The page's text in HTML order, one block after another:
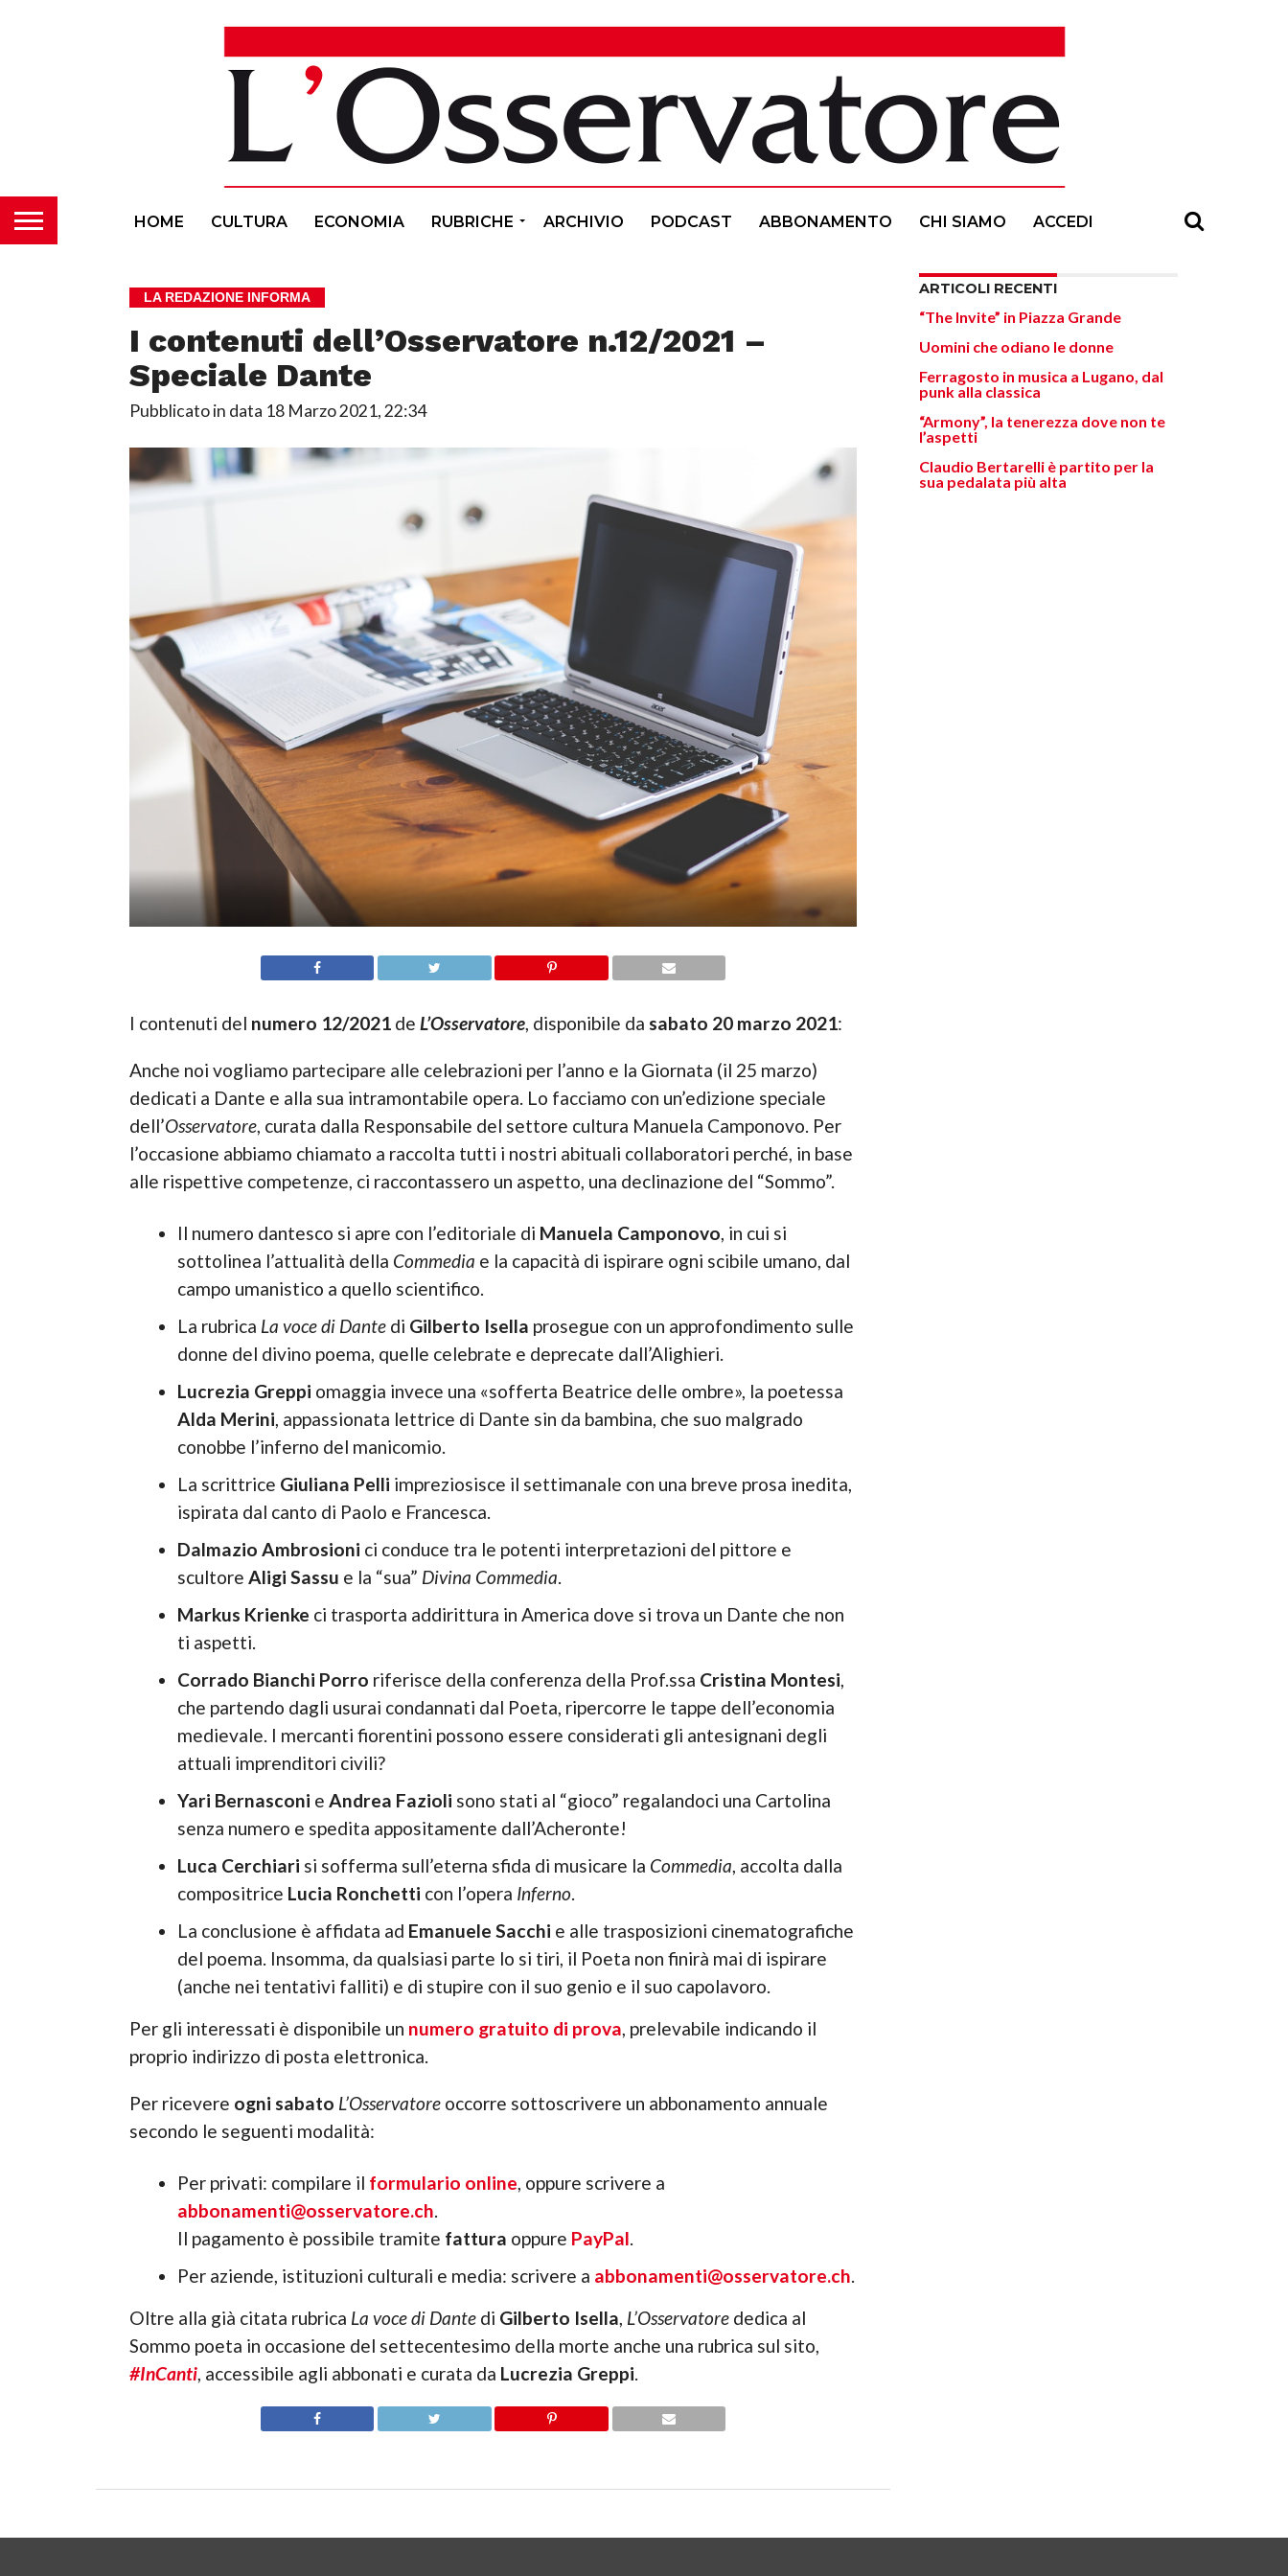
HOME CULTURA ECONOMIA RUBRICHE ARCHIVIO PODCAST ABBONAMENTO CHI SIAMO ACCEDI
LA REDAZIONE INFORMA
I contenuti dell’Osservatore n.12/2021 –
Speciale Dante
Pubblicato in data 18 Marzo 2021, 22:34
I contenuti del numero 12/2021 de L’Osservatore, disponibile da sabato 20 marzo 2021:
Anche noi vogliamo partecipare alle celebrazioni per l’anno e la Giornata (il 25 marzo)
dedicati a Dante e alla sua intramontabile opera. Lo facciamo con un’edizione speciale
dell’Osservatore, curata dalla Responsabile del settore cultura Manuela Camponovo. Per
l’occasione abbiamo chiamato a raccolta tutti i nostri abituali collaboratori perché, in base
alle rispettive competenze, ci raccontassero un aspetto, una declinazione del “Sommo”.
Il numero dantesco si apre con l’editoriale di Manuela Camponovo, in cui si
sottolinea l’attualità della Commedia e la capacità di ispirare ogni scibile umano, dal
campo umanistico a quello scientifico.
La rubrica La voce di Dantedi Gilberto Isella prosegue con un approfondimento sulle
donne del divino poema, quelle celebrate e deprecate dall’Alighieri.
Lucrezia Greppi omaggia invece una «sofferta Beatrice delle ombre», la poetessa
Alda Merini, appassionata lettrice di Dante sin da bambina, che suo malgrado
conobbe l’inferno del manicomio.
La scrittrice Giuliana Pelli impreziosisce il settimanale con una breve prosa inedita,
ispirata dal canto di Paolo e Francesca.
Dalmazio Ambrosioni ci conduce tra le potenti interpretazioni del pittore e
scultore Aligi Sassu e la “sua” Divina Commedia.
Markus Krienke ci trasporta addirittura in America dove si trova un Dante che non
ti aspetti.
Corrado Bianchi Porro riferisce della conferenza della Prof.ssa Cristina Montesi,
che partendo dagli usurai condannati dal Poeta, ripercorre le tappe dell’economia
medievale. I mercanti fiorentini possono essere considerati gli antesignani degli
attuali imprenditori civili?
Yari Bernasconi e Andrea Fazioli sono stati al “gioco” regalandoci una Cartolina
senza numero e spedita appositamente dall’Acheronte!
Luca Cerchiari si sofferma sull’eterna sfida di musicare la Commedia, accolta dalla
compositrice Lucia Ronchetti con l’opera Inferno.
La conclusione è affidata ad Emanuele Sacchi e alle trasposizioni cinematografiche
del poema. Insomma, da qualsiasi parte lo si tiri, il Poeta non finirà mai di ispirare
(anche nei tentativi falliti) e di stupire con il suo genio e il suo capolavoro.
Per gli interessati è disponibile un numero gratuito di prova, prelevabile indicando il
proprio indirizzo di posta elettronica.
Per ricevere ogni sabato L’Osservatoreoccorre sottoscrivere un abbonamento annuale
secondo le seguenti modalità:
Per privati: compilare il formulario online, oppure scrivere a
abbonamenti@osservatore.ch.
Il pagamento è possibile tramite fattura oppure PayPal.
Per aziende, istituzioni culturali e media: scrivere a abbonamenti@osservatore.ch.
Oltre alla già citata rubrica La voce di Dantedi Gilberto Isella, L’Osservatorededica al
Sommo poeta in occasione del settecentesimo della morte anche una rubrica sul sito,
#InCanti, accessibile agli abbonati e curata da Lucrezia Greppi.
ARTICOLI RECENTI
“The Invite” in Piazza Grande
Uomini che odiano le donne
Ferragosto in musica a Lugano, dal
punk alla classica
“Armony”, la tenerezza dove non te
l’aspetti
Claudio Bertarelli è partito per la
sua pedalata più alta